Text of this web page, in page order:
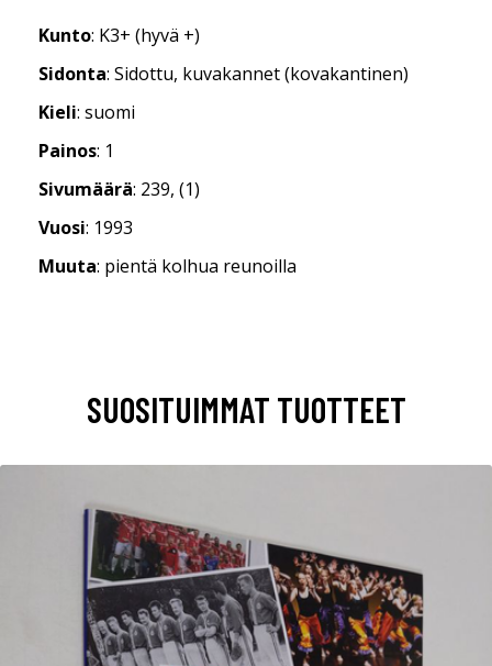
Kunto: K3+ (hyvä +)
Sidonta: Sidottu, kuvakannet (kovakantinen)
Kieli: suomi
Painos: 1
Sivumäärä: 239, (1)
Vuosi: 1993
Muuta: pientä kolhua reunoilla
SUOSITUIMMAT TUOTTEET